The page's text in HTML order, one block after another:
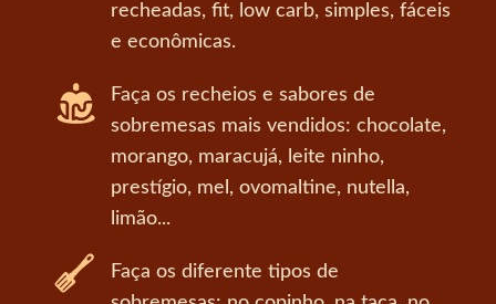
recheadas, fit, low carb, simples, fáceis
e econômicas.
Faça os recheios e sabores de
sobremesas mais vendidos: chocolate,
morango, maracujá, leite ninho,
prestígio, mel, ovomaltine, nutella,
limão...
Faça os diferente tipos de